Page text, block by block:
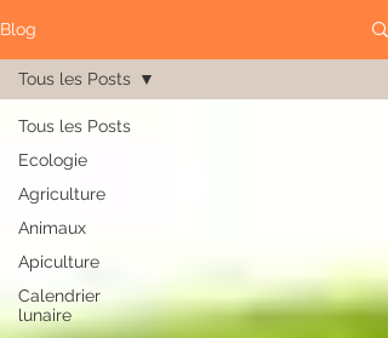
Blog
Tous les Posts
Ecologie
Agriculture
Animaux
Apiculture
Calendrier
lunaire
Tous les Posts